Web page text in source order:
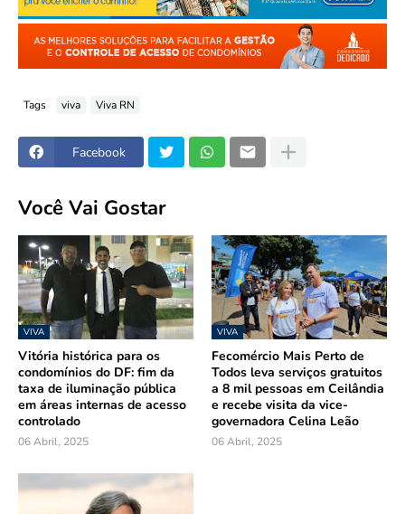
Tags viva Viva RN
Facebook
Você Vai Gostar
VIVA
Vitória histórica para os
condomínios do DF: fim da
taxa de iluminação pública
em áreas internas de acesso
controlado
06 Abril, 2025
VIVA
Fecomércio Mais Perto de
Todos leva serviços gratuitos
a 8 mil pessoas em Ceilândia
e recebe visita da vice-
governadora Celina Leão
06 Abril, 2025